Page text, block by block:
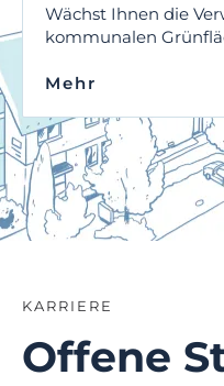
Wächst Ihnen die
kommunalen
Mehr
KARRIERE
Offene